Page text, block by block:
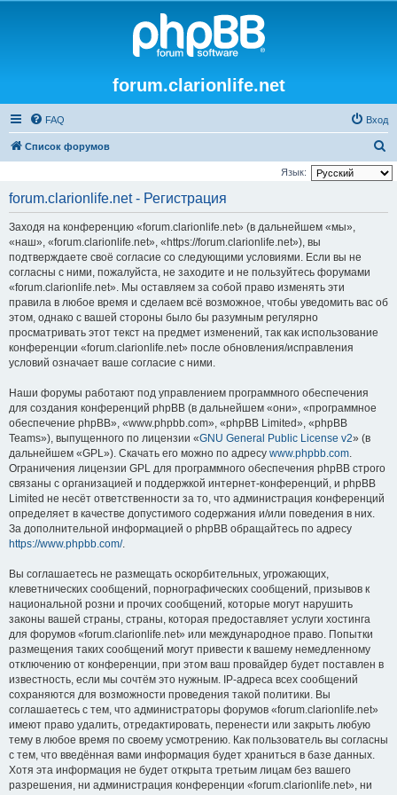
forum.clarionlife.net
FAQ Вход
Список форумов
о
Язык:
forum.clarionlife.net - Регистрация
Заходя на конференцию «forum.clarionlife.net» (в дальнейшем «мы»,
«наш», «forum.clarionlife.net», «https://forum.clarionlife.net»), вы
подтверждаете своё согласие со следующими условиями. Если вы не
согласны с ними, пожалуйста, не заходите и не пользуйтесь форумами
«forum.clarionlife.net». Мы оставляем за собой право изменять эти
правила в любое время и сделаем всё возможное, чтобы уведомить вас об
этом, однако с вашей стороны было бы разумным регулярно
просматривать этот текст на предмет изменений, так как использование
конференции «forum.clarionlife.net» после обновления/исправления
условий означает ваше согласие с ними.
Наши форумы работают под управлением программного обеспечения
для создания конференций phpBB (в дальнейшем «они», «программное
обеспечение phpBB», «www.phpbb.com», «phpBB Limited», «phpBB
Teams»), выпущенного по лицензии «GNU General Public License v2» (в
дальнейшем «GPL»). Скачать его можно по адресу www.phpbb.com.
Ограничения лицензии GPL для программного обеспечения phpBB строго
связаны с организацией и поддержкой интернет-конференций, и phpBB
Limited не несёт ответственности за то, что администрация конференций
определяет в качестве допустимого содержания и/или поведения в них.
За дополнительной информацией о phpBB обращайтесь по адресу
https://www.phpbb.com/.
Вы соглашаетесь не размещать оскорбительных, угрожающих,
клеветнических сообщений, порнографических сообщений, призывов к
национальной розни и прочих сообщений, которые могут нарушить
законы вашей страны, страны, которая предоставляет услуги хостинга
для форумов «forum.clarionlife.net» или международное право. Попытки
размещения таких сообщений могут привести к вашему немедленному
отключению от конференции, при этом ваш провайдер будет поставлен в
известность, если мы сочтём это нужным. IP-адреса всех сообщений
сохраняются для возможности проведения такой политики. Вы
соглашаетесь с тем, что администраторы форумов «forum.clarionlife.net»
имеют право удалить, отредактировать, перенести или закрыть любую
тему в любое время по своему усмотрению. Как пользователь вы согласны
с тем, что введённая вами информация будет храниться в базе данных.
Хотя эта информация не будет открыта третьим лицам без вашего
разрешения, ни администрация конференции «forum.clarionlife.net», ни